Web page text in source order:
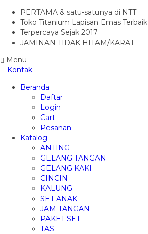
PERTAMA & satu-satunya di NTT
Toko Titanium Lapisan Emas Terbaik
Terpercaya Sejak 2017
JAMINAN TIDAK HITAM/KARAT
Menu
Kontak
Beranda
Daftar
Login
Cart
Pesanan
Katalog
ANTING
GELANG TANGAN
GELANG KAKI
CINCIN
KALUNG
SET ANAK
JAM TANGAN
PAKET SET
TAS